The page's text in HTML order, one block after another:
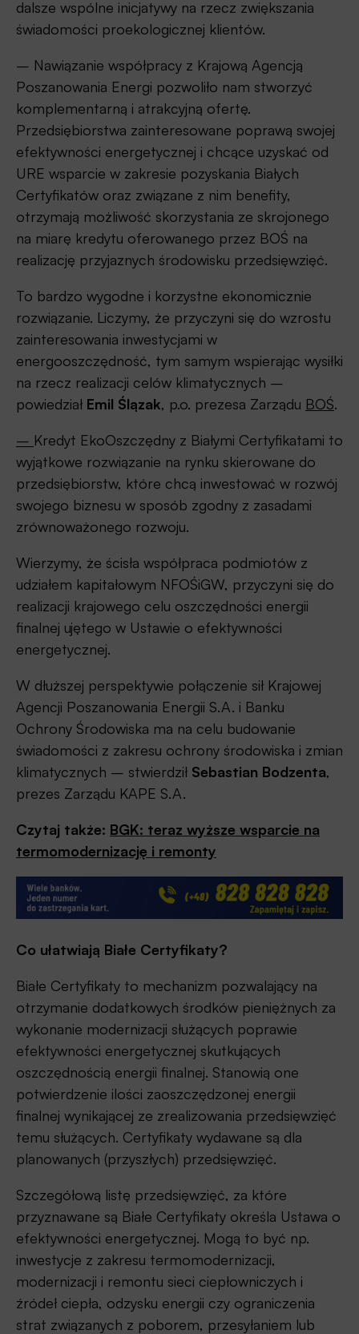
dalsze wspólne inicjatywy na rzecz zwiększania
świadomości proekologicznej klientów.
– Nawiązanie współpracy z Krajową Agencją
Poszanowania Energi pozwoliło nam stworzyć
komplementarną i atrakcyjną ofertę.
Przedsiębiorstwa zainteresowane poprawą swojej
efektywności energetycznej i chcące uzyskać od
URE wsparcie w zakresie pozyskania Białych
Certyfikatów oraz związane z nim benefity,
otrzymają możliwość skorzystania ze skrojonego
na miarę kredytu oferowanego przez BOŚ na
realizację przyjaznych środowisku przedsięwzięć.
To bardzo wygodne i korzystne ekonomicznie
rozwiązanie. Liczymy, że przyczyni się do wzrostu
zainteresowania inwestycjami w
energooszczędność, tym samym wspierając wysiłki
na rzecz realizacji celów klimatycznych –
powiedział Emil Ślązak, p.o. prezesa Zarządu BOŚ.
– Kredyt EkoOszczędny z Białymi Certyfikatami to
wyjątkowe rozwiązanie na rynku skierowane do
przedsiębiorstw, które chcą inwestować w rozwój
swojego biznesu w sposób zgodny z zasadami
zrównoważonego rozwoju.
Wierzymy, że ścisła współpraca podmiotów z
udziałem kapitałowym NFOŚiGW, przyczyni się do
realizacji krajowego celu oszczędności energii
finalnej ujętego w Ustawie o efektywności
energetycznej.
W dłuższej perspektywie połączenie sił Krajowej
Agencji Poszanowania Energii S.A. i Banku
Ochrony Środowiska ma na celu budowanie
świadomości z zakresu ochrony środowiska i zmian
klimatycznych – stwierdził Sebastian Bodzenta,
prezes Zarządu KAPE S.A.
Czytaj także: BGK: teraz wyższe wsparcie na
termomodernizację i remonty
Co ułatwiają Białe Certyfikaty?
Białe Certyfikaty to mechanizm pozwalający na
otrzymanie dodatkowych środków pieniężnych za
wykonanie modernizacji służących poprawie
efektywności energetycznej skutkujących
oszczędnością energii finalnej. Stanowią one
potwierdzenie ilości zaoszczędzonej energii
finalnej wynikającej ze zrealizowania przedsięwzięć
temu służących. Certyfikaty wydawane są dla
planowanych (przyszłych) przedsięwzięć.
Szczegółową listę przedsięwzięć, za które
przyznawane są Białe Certyfikaty określa Ustawa o
efektywności energetycznej. Mogą to być np.
inwestycje z zakresu termomodernizacji,
modernizacji i remontu sieci ciepłowniczych i
źródeł ciepła, odzysku energii czy ograniczenia
strat związanych z poborem, przesyłaniem lub